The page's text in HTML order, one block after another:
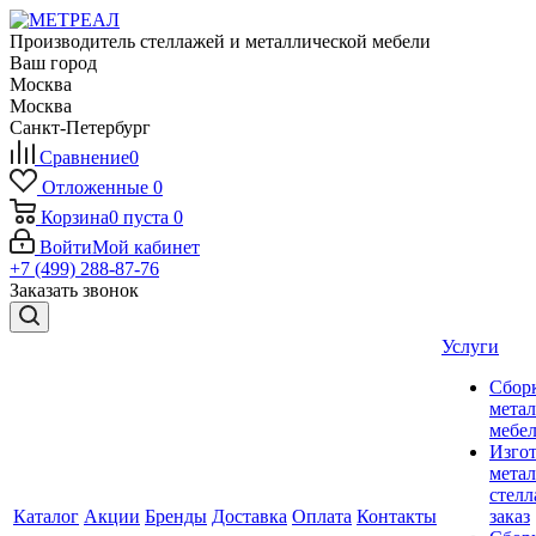
Производитель стеллажей и металлической мебели
Ваш город
Москва
Москва
Санкт-Петербург
Сравнение0
Отложенные 0
Корзина0 пуста 0
ВойтиМой кабинет
+7 (499) 288-87-76
Заказать звонок
Каталог Акции Бренды Доставка Оплата Контакты
Услуги
заказ